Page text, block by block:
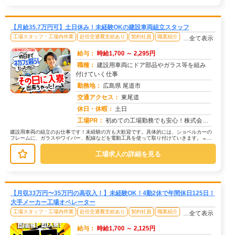
【月給35.7万円可】土日休み！未経験OKの建設車両組立スタッフ
工場スタッフ・工場内作業 赴任交通費支給あり 契約社員 職業紹介 …全て表示
給与： 時給1,700 ～ 2,295円
職種： 建設用車両にドア部品やガラス等を組み
付けていく仕事
勤務地： 広島県 尾道市
交通アクセス： 東尾道
休日・休暇： 土日
工場PR： 初めての工場勤務でも安心！株式会社京栄センターで新しい一歩を踏み出してみませんか？→ 毎月100名以上の方が採用さ...
建設用車両の組立のお仕事です！未経験の方も大歓迎です。具体的には、ショベルカーの
フレームに、ガラスやワイパー、配線などを電動工具を使って取り付けていきます。→
ラインを流れてくるフレームに、手順...
工場求人の詳細を見る
【月収33万円〜35万円の高収入！】未経験OK！4勤2休で年間休日125日！
大手メーカー工場オペレーター
工場スタッフ・工場内作業 赴任交通費支給あり 契約社員 職業紹介 …全て表示
給与： 時給1,700 ～ 2,125円